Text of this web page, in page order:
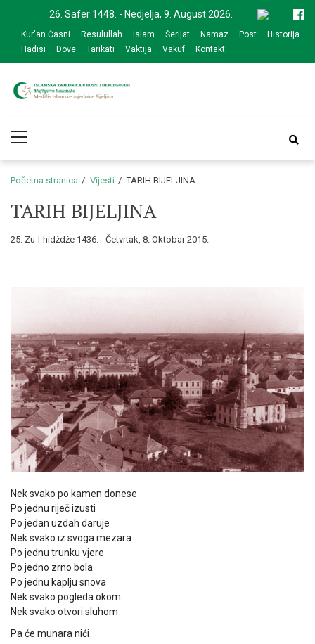
navigation
content
26. Safer 1448. - Nedjelja, 9. August 2026.
Kur'an Časni Resulullah Islam Šerijat Namaz Post
Historija
Hadisi
Dove Tarikati Vaktija Vakuf Kontakt
zajednice Bijeljina
Menu
Početna stranica Vijesti TARIH BIJELJINA
TARIH BIJELJINA
25. Zu-l-hidždže 1436. - Četvrtak, 8. Oktobar 2015.
Nek svako po kamen donese
Po jednu riječ izusti
Po jedan uzdah daruje
Nek svako iz svoga mezara
Po jednu trunku vjere
Po jedno zrno bola
Po jednu kaplju snova
Nek svako pogleda okom
Nek svako otvori sluhom
Pa će munara nići